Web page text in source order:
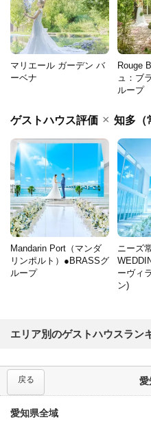
マリエール ガーデン バ
ーベナ
Rouge
ュ：ブ
ループ
ゲストハウス評価 × 知多（
Mandarin Port（マンダ
リンポルト）●BRASSグ
ループ
ニーズ
ーヴィ
ン)
エリア別のゲストハウスラン
愛
戻る
愛知県全域